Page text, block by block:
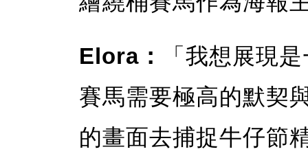
Elora：
「我想展現
賽馬需要極高的默契
的畫面去捕捉牛仔節